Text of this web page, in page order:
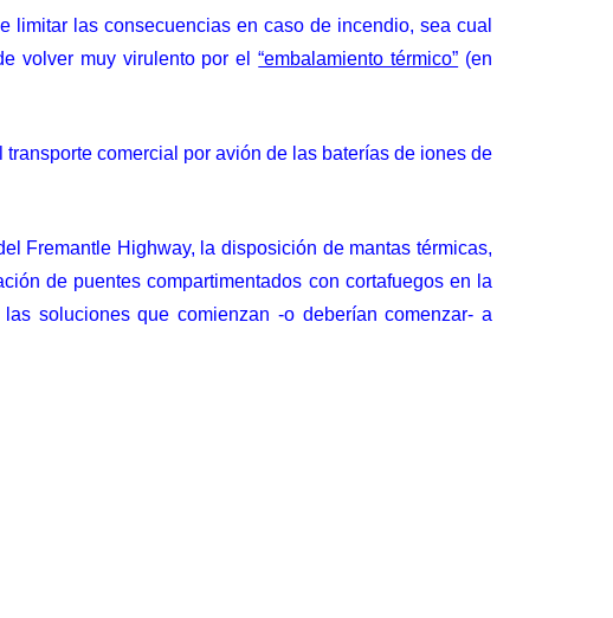
las consecuencias en caso de incendio, sea cual
volver muy virulento por el“embalamiento térmico” (en
comercial por avión de las baterías de iones de
Fremantle Highway, la disposición de mantas térmicas,
de puentes compartimentados con cortafuegos en la
soluciones que comienzan -o deberían comenzar- a